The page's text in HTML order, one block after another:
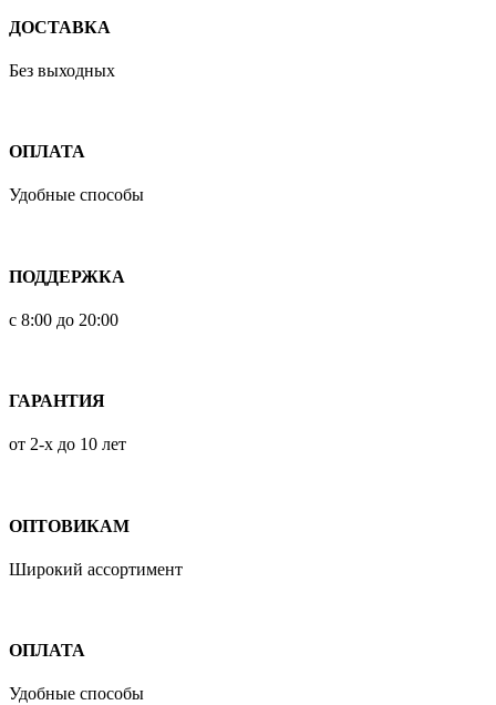
ДОСТАВКА
Без выходных
ОПЛАТА
Удобные способы
ПОДДЕРЖКА
с 8:00 до 20:00
ГАРАНТИЯ
от 2-х до 10 лет
ОПТОВИКАМ
Широкий ассортимент
ОПЛАТА
Удобные способы